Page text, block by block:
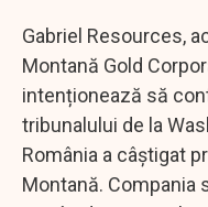
Gabriel Resources,
Montană Gold
intenționează să
tribunalului de la
România a câștigat
Montană. Compania